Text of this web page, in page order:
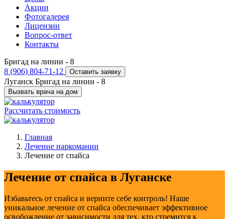
Акции
Фотогалерея
Лицензии
Вопрос-ответ
Контакты
Бригад на линии - 8
8 (906) 804-71-12
Оставить заявку
Луганск Бригад на линии - 8
Вызвать врача на дом
Рассчитать стоимость
Главная
Лечение наркомании
Лечение от спайса
Лечение от спайса в Луганске
Избавьтесь от спайса и верните себе контроль! Наше
уникальное лечение от спайса обеспечивает эффективное
освобождение от зависимости для тех, кто стремится к